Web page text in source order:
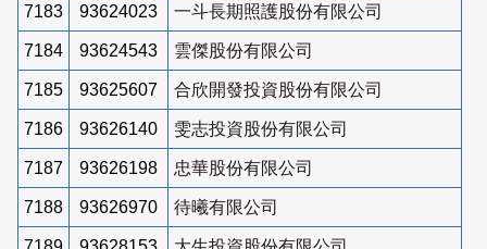
7183 93624023 一斗長期照護股份有限公司
7184 93624543 雲傑股份有限公司
7185 93625607 合欣開發投資股份有限公司
7186 93626140 雯志投資股份有限公司
7187 93626198 忠華股份有限公司
7188 93626970 待曦有限公司